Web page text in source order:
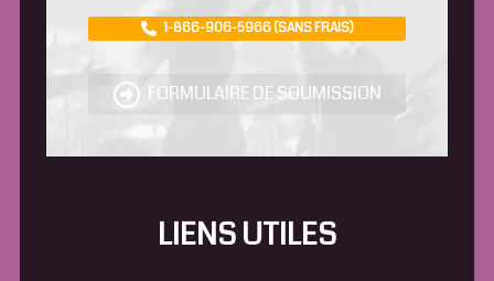
1-866-906-5966 (SANS FRAIS)
FORMULAIRE DE SOUMISSION
LIENS UTILES